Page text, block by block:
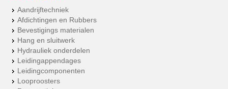
Aandrijftechniek
Afdichtingen en Rubbers
Bevestigings materialen
Hang en sluitwerk
Hydrauliek onderdelen
Leidingappendages
Leidingcomponenten
Looproosters